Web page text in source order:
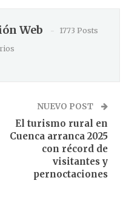
Web
1773 Posts
NUEVO POST
El turismo rural en
Cuenca arranca 2025
con récord de
visitantes y
pernoctaciones